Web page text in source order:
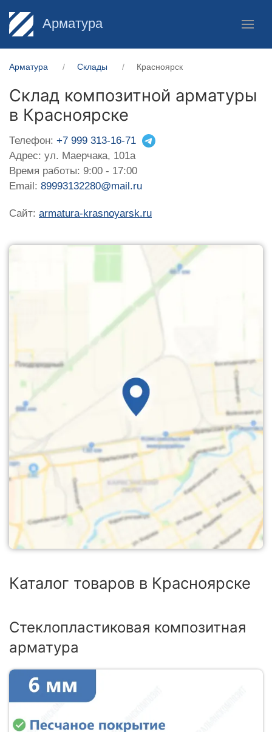
Арматура
Арматура Склады Красноярск
Склад композитной арматуры
в Красноярске
Телефон: +7 999 313-16-71
Адрес: ул. Маерчака, 101а
Время работы: 9:00 - 17:00
Email: 89993132280@mail.ru
Сайт: armatura-krasnoyarsk.ru
Каталог товаров в Красноярске
Стеклопластиковая композитная
арматура